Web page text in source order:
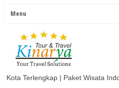
Paket Wisata Indonesia